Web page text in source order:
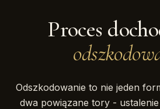
Proces
Odszkodowanie to nie jeden
dwa powiązane tory -